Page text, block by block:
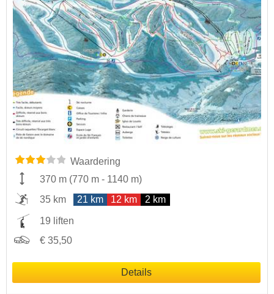
Waardering
370 m (770 m - 1140 m)
35 km
21 km 12 km 2 km
19 liften
€ 35,50
Details